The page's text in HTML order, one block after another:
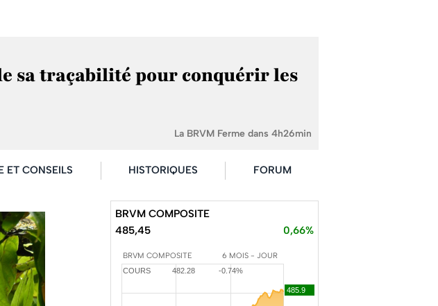
sa traçabilité pour conquérir les
La BRVM Ferme dans 4h26min
ET CONSEILS HISTORIQUES FORUM
BRVM COMPOSITE
485,45
0,66%
BRVM COMPOSITE 6 MOIS - JOUR
COURS 482.28 -0.74%